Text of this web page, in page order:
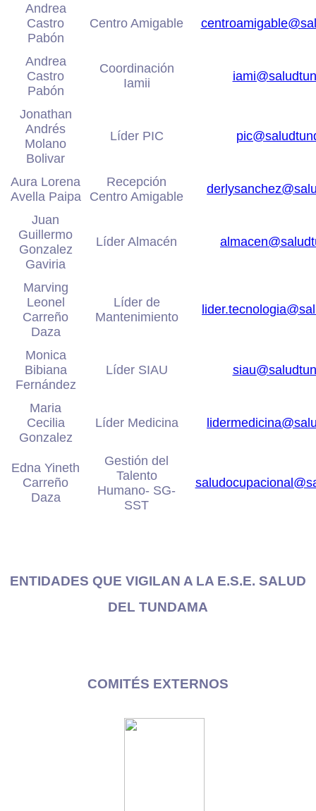
Andrea
Castro
Pabón
Centro Amigable
Andrea
Castro
Pabón
Coordinación
Iamii
Jonathan
Andrés
Molano
Bolivar
Líder PIC
Aura Lorena
Avella Paipa
Recepción
Centro Amigable
Juan
Guillermo
Gonzalez
Gaviria
Líder Almacén
Marving
Leonel
Carreño
Daza
Líder de
Mantenimiento
Monica
Bibiana
Fernández
Líder SIAU
Maria
Cecilia
Gonzalez
Líder Medicina
Edna Yineth
Carreño
Daza
Gestión del
Talento
Humano- SG-
SST
ENTIDADES QUE VIGILAN A LA E.S.E. SALUD
DEL TUNDAMA
COMITÉS EXTERNOS